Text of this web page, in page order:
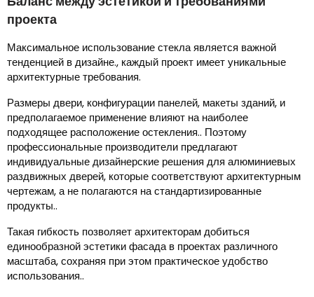
проекта
Максимальное использование стекла является важной
тенденцией в дизайне., каждый проект имеет уникальные
архитектурные требования.
Размеры двери, конфигурации панелей, макеты зданий, и
предполагаемое применение влияют на наиболее
подходящее расположение остекления.. Поэтому
профессиональные производители предлагают
индивидуальные дизайнерские решения для алюминиевых
раздвижных дверей, которые соответствуют архитектурным
чертежам, а не полагаются на стандартизированные
продукты..
Такая гибкость позволяет архитекторам добиться
единообразной эстетики фасада в проектах различного
масштаба, сохраняя при этом практическое удобство
использования..